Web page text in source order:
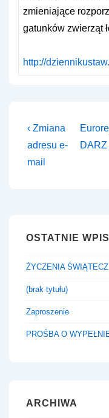
zmieniające
gatunków zwierząt
http://
Nawigacja
wpisu
Previous
Post
is
‹ Zmiana
adresu e-
mail
Next
Post
DARZ
OSTATNIE
ŻYCZENIA
(brak tytułu)
Zaproszenie
PROŚBA O
ARCHIWA